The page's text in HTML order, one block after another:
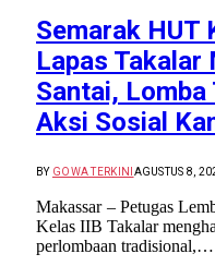
Semarak HUT
Lapas Takalar
Santai,
Aksi Sosial
BY GOWA TERKINI AGUSTUS 8,
Makassar – Petugas
Kelas IIB Takalar
perlombaan tradisional,…